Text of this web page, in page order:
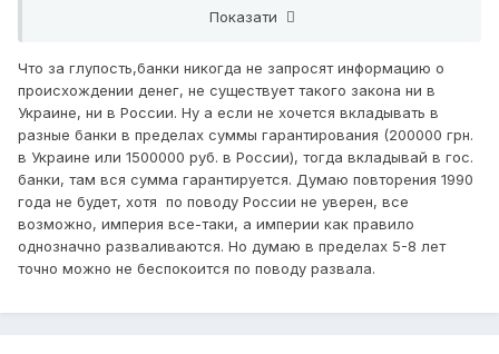
Показати
Что за глупость,банки никогда не запросят информацию о
происхождении денег, не существует такого закона ни в
Украине, ни в России. Ну а если не хочется вкладывать в
разные банки в пределах суммы гарантирования (200000 грн.
в Украине или 1500000 руб. в России), тогда вкладывай в гос.
банки, там вся сумма гарантируется. Думаю повторения 1990
года не будет, хотя по поводу России не уверен, все
возможно, империя все-таки, а империи как правило
однозначно разваливаются. Но думаю в пределах 5-8 лет
точно можно не беспокоится по поводу развала.